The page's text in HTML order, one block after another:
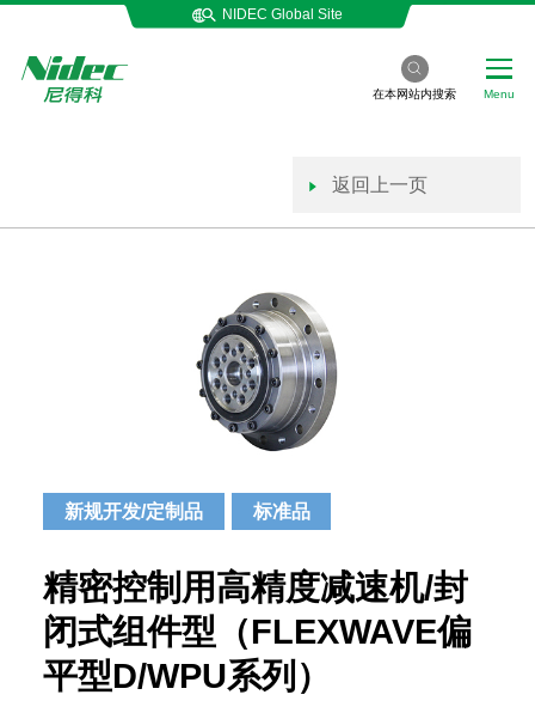
NIDEC Global Site
在本网站内搜索 Menu
返回上一页
新规开发/定制品 标准品
精密控制用高精度减速机/封
闭式组件型（FLEXWAVE偏
平型D/WPU系列）